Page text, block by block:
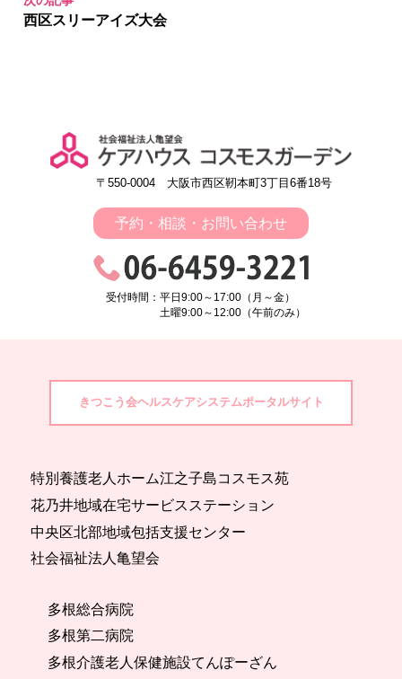
西区スリーアイズ大会
〒550-0004 大阪市西区靭本町3丁目6番18号
予約・相談・お問い合わせ
受付時間：平日9:00～17:00（月～金）
土曜9:00～12:00（午前のみ）
きつこう会ヘルスケアシステムポータルサイト
特別養護老人ホーム江之子島コスモス苑
花乃井地域在宅サービスステーション
中央区北部地域包括支援センター
社会福祉法人亀望会
多根総合病院
多根第二病院
多根介護老人保健施設てんぽーざん